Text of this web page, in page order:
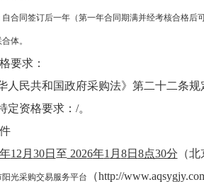
自合同签订后一年（第一年合同期满并经考核合格后
体。
要求：
人民共和国政府采购法》第二十二条规
定资格要求：/。
12 月 30日 至 2026年1 月 8日 8点30分 （
阳光采购交易服务平台
（http://